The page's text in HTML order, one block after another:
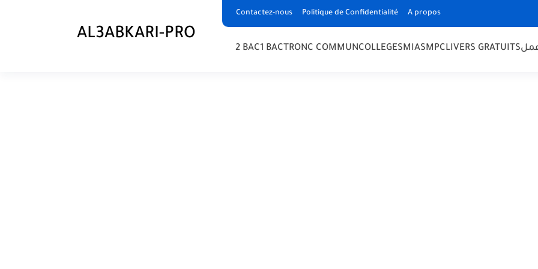
Contactez-nous Politique de Confidentialité A propos
AL3ABKARI-PRO
2 BAC1 BAC TRONC COMMUNCOLLEGESMIASMPCLIVERS GRATUITS